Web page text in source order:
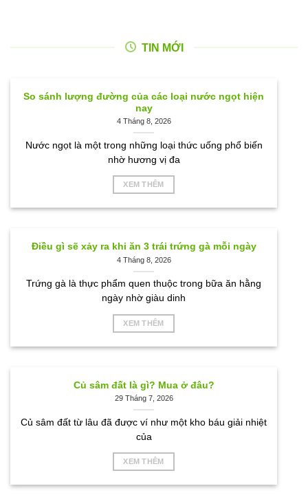
TIN MỚI
So sánh lượng đường của các loại nước ngọt hiện
nay
4 Tháng 8, 2026
Nước ngọt là một trong những loại thức uống phổ biến
nhờ hương vị đa
XEM THÊM
Điều gì sẽ xảy ra khi ăn 3 trái trứng gà mỗi ngày
4 Tháng 8, 2026
Trứng gà là thực phẩm quen thuộc trong bữa ăn hằng
ngày nhờ giàu dinh
XEM THÊM
Củ sâm đất là gì? Mua ở đâu?
29 Tháng 7, 2026
Củ sâm đất từ lâu đã được ví như một kho báu giải nhiệt
của
XEM THÊM